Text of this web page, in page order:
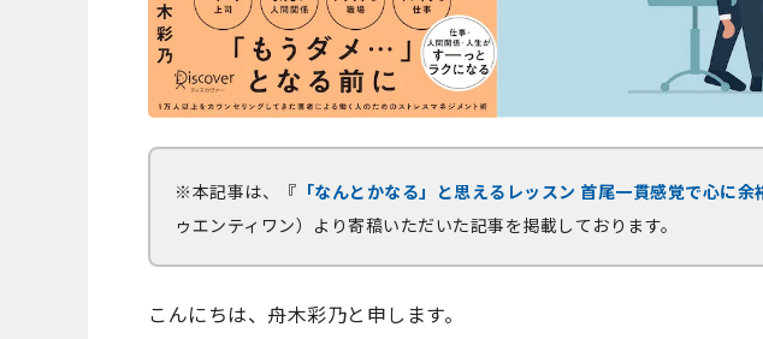
※本記事は、『 「なんとかなる」と思えるレッスン 首尾一貫感覚で心に余
ゥエンティワン）より寄稿いただいた記事を掲載しております。
こんにちは、舟木彩乃と申します。